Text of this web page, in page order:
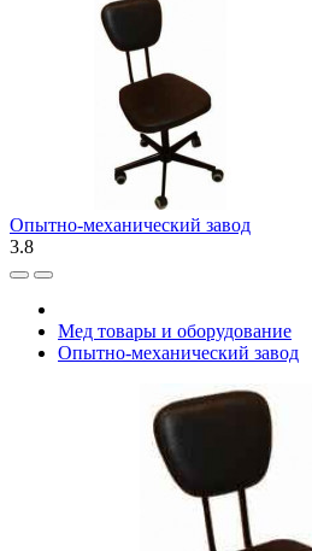
Опытно-механический завод
3.8
Мед товары и оборудование
Опытно-механический завод